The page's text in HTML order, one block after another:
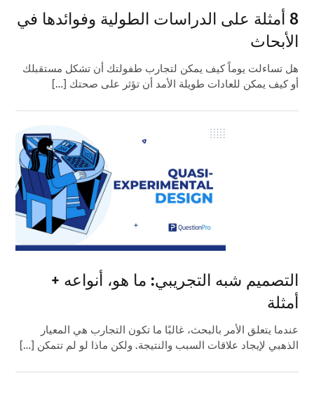
8 أمثلة على الدراسات الطولية وفوائدها في
الأبحاث
هل تساءلت يوماً كيف يمكن لتجارب طفولتك أن تشكل مستقبلك
أو كيف يمكن للعادات طويلة الأمد أن تؤثر على صحتك […]
التصميم شبه التجريبي: ما هو، أنواعه +
أمثلة
عندما يتعلق الأمر بالبحث، غالبًا ما تكون التجارب هي المعيار
الذهبي لإيجاد علاقات السبب والنتيجة. ولكن ماذا لو لم تتمكن […]